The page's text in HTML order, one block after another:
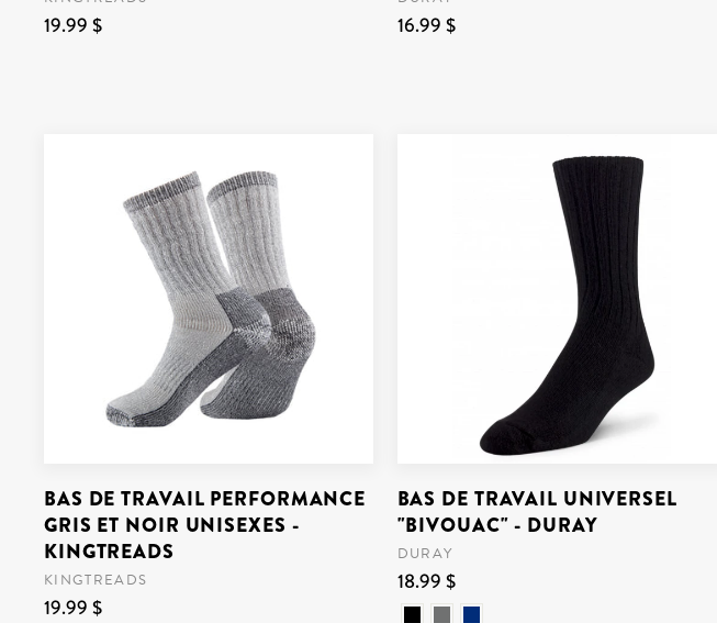
19.99 $ 16.99 $
BAS DE TRAVAIL PERFORMANCE
GRIS ET NOIR UNISEXES -
KINGTREADS
KINGTREADS
19.99 $
BAS DE TRAVAIL UNIVERSEL
"BIVOUAC" - DURAY
DURAY
18.99 $